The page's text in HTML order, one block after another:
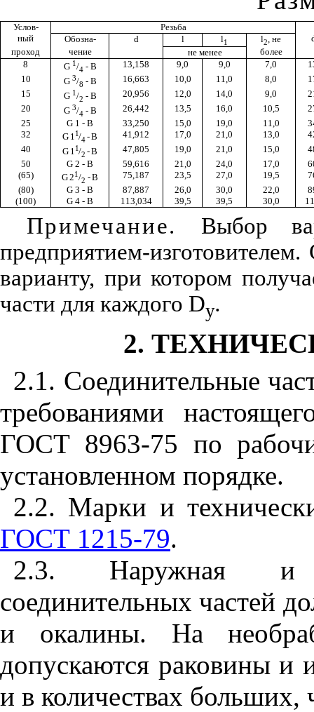
Услов­-
Резьба
ный
Обозна­- d l l1 l2, не
проход
чение не менее
более
8
G 1/4 - В 13,158 9,0 9,0 7,0
10
G 3/8 - В 16,663 10,0 11,0 8,0
15
G 1/2 - В 20,956 12,0 14,0 9,0
20
G 3/4 - В 26,442 13,5 16,0 10,5
25
G 1 - В 33,250 15,0 19,0 11,0
32
G 11/4- В 41,912 17,0 21,0 13,0
40
G 11/2 - В 47,805 19,0 21,0 15,0
50
G 2 - В 59,616 21,0 24,0 17,0
(65)
G 21/2 - В 75,187 23,5 27,0 19,5
(80)
G 3 - В 87,887 26,0 30,0 22,0
(100)
G 4 - В 113,034 39,5 39,5 30,0
Примечание.
Выбор
предприятием-
варианту, при котором
части для каждого Dу.
2.
2.1. Соединительные
требованиями
ГОСТ 8963-75 по
установленном порядке.
2.2. Марки и
ГОСТ 1215-79.
2.3. Наружная и
соединительных частей
и окалины. На
допускаются раковины и
и в количествах больших,